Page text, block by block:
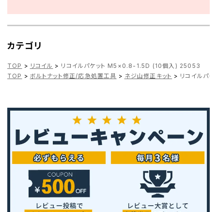
カテゴリ
TOP > リコイル > リコイルパケット M5×0.8-1.5D (10個入) 25053
TOP > ボルトナット修正/応急処置工具 > ネジ山修正キット > リコイルパ